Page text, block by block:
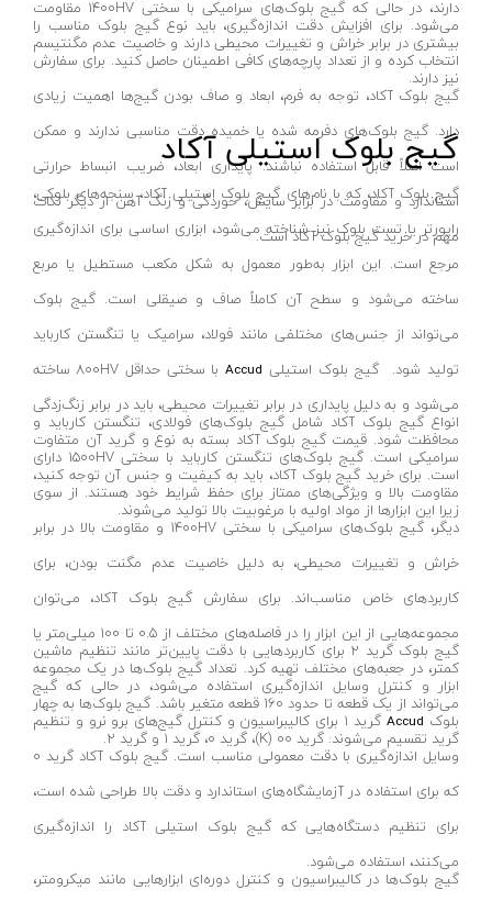
سنباده نواری
منگنه کوب بادی
کمپرسور باد ۱۰تا ۸۰لیتر
کمپرسور فندکی ماشین
کیت کمپرسور باد
کمپرسور باد نووا
کمپرسور باد کنزاکس
بکس بادی ۳/۸ اینچ
بکس بادی ۱/۲ اینچ
بکس بادی ۳/۴ اینچ
بکس بادی ۱ اینچ
بکس بادی و فرز انگشتی بیگ رد
اور فرز نجاری
رنده و گندگی
رنده بغل دو راهه
رنده برقی
رنده گندگی
متر لیزری اینسایز
لوازم جانبی کارواش
کارواش دستی
موتور برق نووا
موتور برق کنزاکس
کنیپکس-KNIPEX
هاردن-HARDEN
دارند، در حالی که گیج بلوک‌های سرامیکی با سختی ۱۴۰۰HV مقاومت
بیشتری در برابر خراش و تغییرات محیطی دارند و خاصیت عدم مگنتیسم
نیز دارند.
می‌شود. برای افزایش دقت اندازه‌گیری، باید نوع گیج بلوک مناسب را
انتخاب کرده و از تعداد پارچه‌های کافی اطمینان حاصل کنید. برای سفارش
گیج بلوک آکاد، توجه به فرم، ابعاد و صاف بودن گیج‌ها اهمیت زیادی
دارد. گیج بلوک‌های دفرمه شده یا خمیده دقت مناسبی ندارند و ممکن
است اصلاً قابل استفاده نباشند. پایداری ابعاد، ضریب انبساط حرارتی
استاندارد و مقاومت در برابر سایش، خوردگی و زنگ آهن از دیگر نکات
مهم در خرید گیج بلوک آکاد است.
گیج بلوک استیلی آکاد
گیج بلوک آکاد، که با نام‌های گیج بلوک استیلی آکاد، سنجه‌های بلوکی،
راپورتر یا تست بلوک نیز شناخته می‌شود، ابزاری اساسی برای اندازه‌گیری
مرجع است. این ابزار به‌طور معمول به شکل مکعب مستطیل یا مربع
ساخته می‌شود و سطح آن کاملاً صاف و صیقلی است. گیج بلوک
می‌تواند از جنس‌های مختلفی مانند فولاد، سرامیک یا تنگستن کارباید
تولید شود. گیج بلوک استیلی Accud
با سختی حداقل ۸۰۰HV ساخته
می‌شود و به دلیل پایداری در برابر تغییرات محیطی، باید در برابر زنگ‌زدگی
محافظت شود. قیمت گیج بلوک آکاد بسته به نوع و گرید آن متفاوت
است. برای خرید گیج بلوک آکاد، باید به کیفیت و جنس آن توجه کنید،
زیرا این ابزارها از مواد اولیه با مرغوبیت بالا تولید می‌شوند.
انواع گیج بلوک آکاد شامل گیج بلوک‌های فولادی، تنگستن کارباید و
سرامیکی است. گیج بلوک‌های تنگستن کارباید با سختی ۱۵۰۰HV دارای
مقاومت بالا و ویژگی‌های ممتاز برای حفظ شرایط خود هستند. از سوی
دیگر، گیج بلوک‌های سرامیکی با سختی ۱۴۰۰HV و مقاومت بالا در برابر
خراش و تغییرات محیطی، به دلیل خاصیت عدم مگنت بودن، برای
کاربردهای خاص مناسب‌اند. برای سفارش گیج بلوک آکاد، می‌توان
مجموعه‌هایی از این ابزار را در فاصله‌های مختلف از ۰.۵ تا ۱۰۰ میلی‌متر یا
کمتر، در جعبه‌های مختلف تهیه کرد. تعداد گیج بلوک‌ها در یک مجموعه
می‌تواند از یک قطعه تا حدود ۱۶۰ قطعه متغیر باشد. گیج بلوک‌ها به چهار
گرید تقسیم می‌شوند: گرید ۰۰ (K)، گرید ۰، گرید ۱ و گرید ۲.
گیج بلوک گرید ۲ برای کاربردهایی با دقت پایین‌تر مانند تنظیم ماشین
ابزار و کنترل وسایل اندازه‌گیری استفاده می‌شود، در حالی که گیج
بلوک Accud
گرید ۱ برای کالیبراسیون و کنترل گیج‌های برو نرو و تنظیم
وسایل اندازه‌گیری با دقت معمولی مناسب است. گیج بلوک آکاد گرید ۰
که برای استفاده در آزمایشگاه‌های استاندارد و دقت بالا طراحی شده است،
برای تنظیم دستگاه‌هایی که گیج بلوک استیلی آکاد را اندازه‌گیری
می‌کنند، استفاده می‌شود.
گیج بلوک‌ها در کالیبراسیون و کنترل دوره‌ای ابزارهایی مانند میکرومتر،